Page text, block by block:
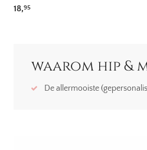
18,95
waarom hip &
De allermooiste